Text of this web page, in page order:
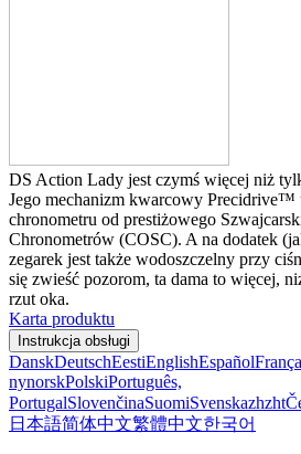
DS Action Lady jest czymś więcej niż
Jego mechanizm kwarcowy Precidrive™
chronometru od prestiżowego
Chronometrów (COSC). A na dodatek
zegarek jest także wodoszczelny przy
się zwieść pozorom, ta dama to więcej,
rzut oka.
Karta produktu
Instrukcja obsługi
DanskDeutschEestiEnglishEspañol
nynorskPolskiPortuguês,
PortugalSlovenčinaSuomiSvenskazhzht
日本語简体中文繁體中文한국어